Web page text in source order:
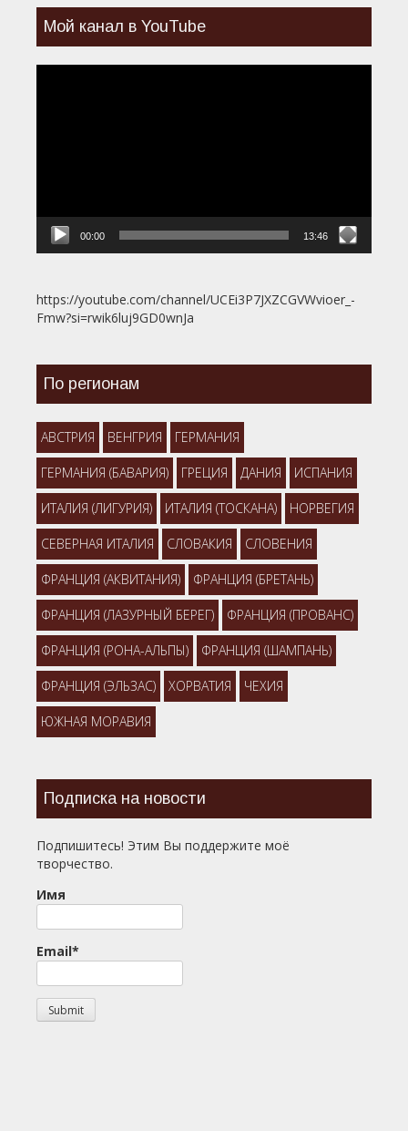
Мой канал в YouTube
00:00 13:46
https://youtube.com/channel/UCEi3P7JXZCGVWvioer_-
Fmw?si=rwik6luj9GD0wnJa
По регионам
АВСТРИЯ ВЕНГРИЯ ГЕРМАНИЯ
ГЕРМАНИЯ (БАВАРИЯ) ГРЕЦИЯ ДАНИЯ ИСПАНИЯ
ИТАЛИЯ (ЛИГУРИЯ) ИТАЛИЯ (ТОСКАНА) НОРВЕГИЯ
СЕВЕРНАЯ ИТАЛИЯ СЛОВАКИЯ СЛОВЕНИЯ
ФРАНЦИЯ (АКВИТАНИЯ) ФРАНЦИЯ (БРЕТАНЬ)
ФРАНЦИЯ (ЛАЗУРНЫЙ БЕРЕГ) ФРАНЦИЯ (ПРОВАНС)
ФРАНЦИЯ (РОНА-АЛЬПЫ) ФРАНЦИЯ (ШАМПАНЬ)
ФРАНЦИЯ (ЭЛЬЗАС) ХОРВАТИЯ ЧЕХИЯ
ЮЖНАЯ МОРАВИЯ
Подписка на новости
Подпишитесь! Этим Вы поддержите моё
творчество.
Имя
Email*